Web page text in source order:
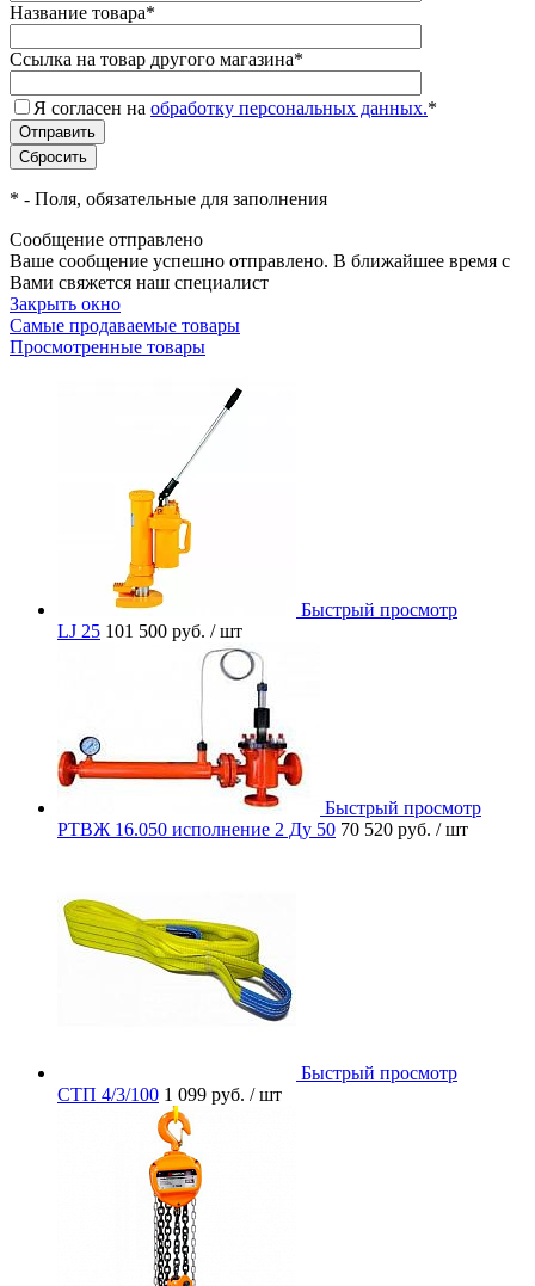
Название товара*
Ссылка на товар другого магазина*
Я согласен на обработку персональных данных.*
* - Поля, обязательные для заполнения
Сообщение отправлено
Ваше сообщение успешно отправлено. В ближайшее время с
Вами свяжется наш специалист
Закрыть окно
Самые продаваемые товары
Просмотренные товары
Быстрый просмотр
LJ 25 101 500 руб. / шт
Быстрый просмотр
РТВЖ 16.050 исполнение 2 Ду 50 70 520 руб. / шт
Быстрый просмотр
СТП 4/3/100 1 099 руб. / шт